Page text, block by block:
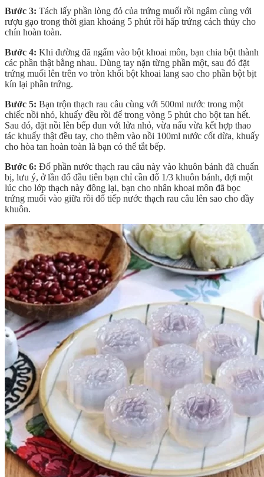
Bước 3: Tách lấy phần lòng đỏ của trứng muối rồi ngâm cùng với
rượu gạo trong thời gian khoảng 5 phút rồi hấp trứng cách thủy cho
chín hoàn toàn.
Bước 4: Khi đường đã ngấm vào bột khoai môn, bạn chia bột thành
các phần thật bằng nhau. Dùng tay nặn từng phần một, sau đó đặt
trứng muối lên trên vo tròn khối bột khoai lang sao cho phần bột bịt
kín lại phần trứng.
Bước 5: Bạn trộn thạch rau câu cùng với 500ml nước trong một
chiếc nồi nhỏ, khuấy đều rồi để trong vòng 5 phút cho bột tan hết.
Sau đó, đặt nồi lên bếp đun với lửa nhỏ, vừa nấu vừa kết hợp thao
tác khuấy thật đều tay, cho thêm vào nồi 100ml nước cốt dừa, khuấy
cho hòa tan hoàn toàn là bạn có thể tắt bếp.
Bước 6: Đổ phần nước thạch rau câu này vào khuôn bánh đã chuẩn
bị, lưu ý, ở lần đổ đầu tiên bạn chỉ cần đổ 1/3 khuôn bánh, đợi một
lúc cho lớp thạch này đông lại, bạn cho nhân khoai môn đã bọc
trứng muối vào giữa rồi đổ tiếp nước thạch rau câu lên sao cho đầy
khuôn.